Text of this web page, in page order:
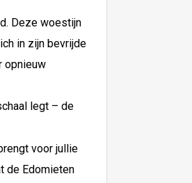
Deze woestijn
in zijn bevrijde
opnieuw
legt – de
voor jullie
de Edomieten